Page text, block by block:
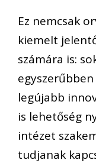
Ez nemcsak
kiemelt
számára is:
legújabb
is lehetőség
intézet
tudjanak